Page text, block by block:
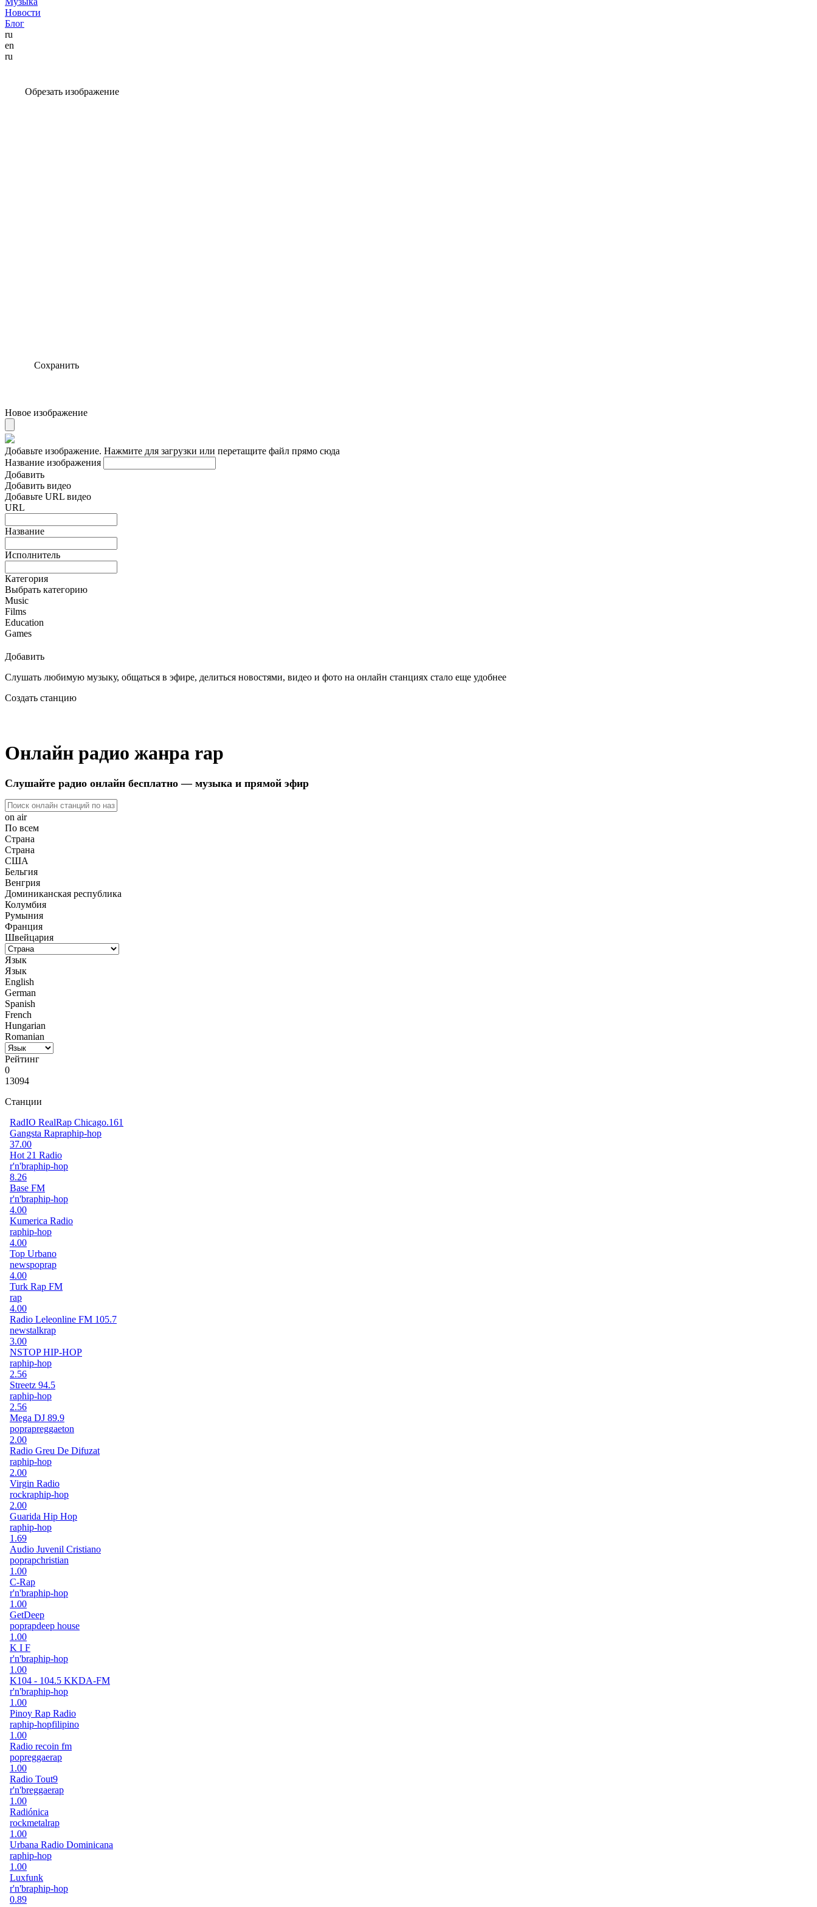
Новости
Блог
ru
en
ru
Обрезать изображение
Сохранить
Новое изображение
Добавьте изображение. Нажмите для загрузки или перетащите файл прямо сюда
Название изображения
Добавить
Добавить видео
Добавьте URL видео
URL
Название
Исполнитель
Категория
Выбрать категорию
Music
Films
Education
Games
Добавить
Слушать любимую музыку, общаться в эфире, делиться новостями, видео и фото на онлайн станциях стало еще удобнее
Создать станцию
Онлайн радио жанра rap
Слушайте радио онлайн бесплатно — музыка и прямой эфир
on air
По всем
Страна
Страна
США
Бельгия
Венгрия
Доминиканская республика
Колумбия
Румыния
Франция
Швейцария
Язык
Язык
English
German
Spanish
French
Hungarian
Romanian
Рейтинг
0
13094
Станции
RadIO RealRap Chicago.161
Gangsta Rapraphip-hop
37.00
Hot 21 Radio
r'n'braphip-hop
8.26
Base FM
r'n'braphip-hop
4.00
Kumerica Radio
raphip-hop
4.00
Top Urbano
newspoprap
4.00
Turk Rap FM
rap
4.00
Radio Leleonline FM 105.7
newstalkrap
3.00
NSTOP HIP-HOP
raphip-hop
2.56
Streetz 94.5
raphip-hop
2.56
Mega DJ 89.9
poprapreggaeton
2.00
Radio Greu De Difuzat
raphip-hop
2.00
Virgin Radio
rockraphip-hop
2.00
Guarida Hip Hop
raphip-hop
1.69
Audio Juvenil Cristiano
poprapchristian
1.00
C-Rap
r'n'braphip-hop
1.00
GetDeep
poprapdeep house
1.00
K I F
r'n'braphip-hop
1.00
K104 - 104.5 KKDA-FM
r'n'braphip-hop
1.00
Pinoy Rap Radio
raphip-hopfilipino
1.00
Radio recoin fm
popreggaerap
1.00
Radio Tout9
r'n'breggaerap
1.00
Radiónica
rockmetalrap
1.00
Urbana Radio Dominicana
raphip-hop
1.00
Luxfunk
r'n'braphip-hop
0.89